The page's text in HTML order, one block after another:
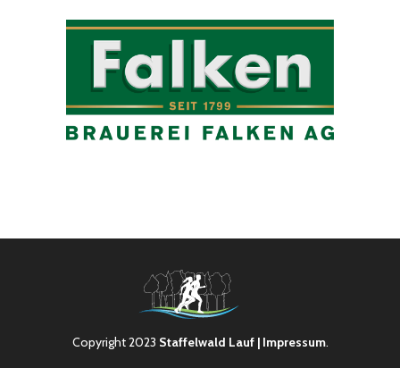
Copyright 2023 Staffelwald Lauf| Impressum.